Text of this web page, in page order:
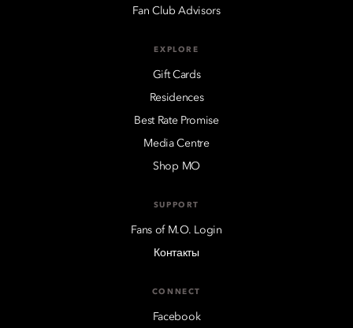
Fan Club Advisors
EXPLORE
Gift Cards
Residences
Best Rate Promise
Media Centre
Shop MO
SUPPORT
Fans of M.O. Login
Контакты
CONNECT
Facebook